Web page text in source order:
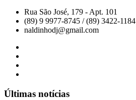
Rua São José, 179 - Apt. 101
(89) 9 9977-8745 / (89) 3422-1184
naldinhodj@gmail.com
Últimas notícias